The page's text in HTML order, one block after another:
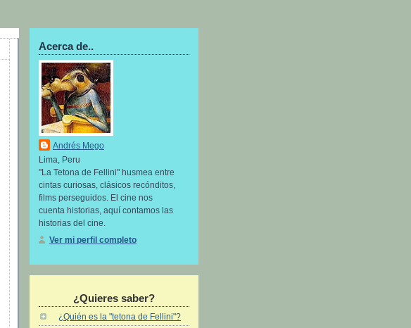
Acerca de..
Andrés Mego
Lima, Peru
"La Tetona de Fellini" husmea entre
cintas curiosas, clásicos recónditos,
films perseguidos. El cine nos
cuenta historias, aquí contamos las
historias del cine.
Ver mi perfil completo
¿Quieres saber?
¿Quién es la "tetona de Fellini"?